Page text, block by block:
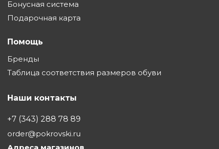
Бонусная система
Подарочная карта
Помощь
Бренды
Таблица соответствия размеров обуви
Наши контакты
+7 (343) 288 78 89
order@pokrovski.ru